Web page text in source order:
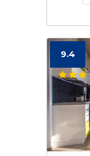
9.4